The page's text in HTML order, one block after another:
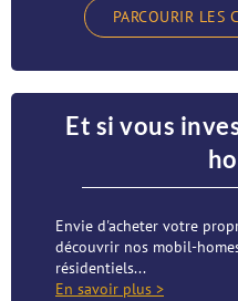
PARCOURIR LES
Et si vous
Envie d'acheter votre
découvrir nos mobil-
résidentiels...
En savoir plus >